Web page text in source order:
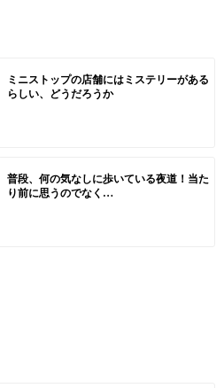
ミニストップの店舗にはミステリーがある
らしい、どうだろうか
普段、何の気なしに歩いている夜道！当た
り前に思うのでなく…